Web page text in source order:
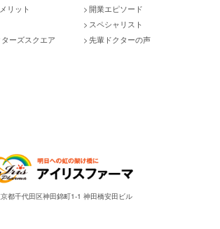
リット
ーズスクエア
開業エピソード
スペシャリスト
先輩ドクターの声
都千代田区神田錦町1-1 神田橋安田ビル